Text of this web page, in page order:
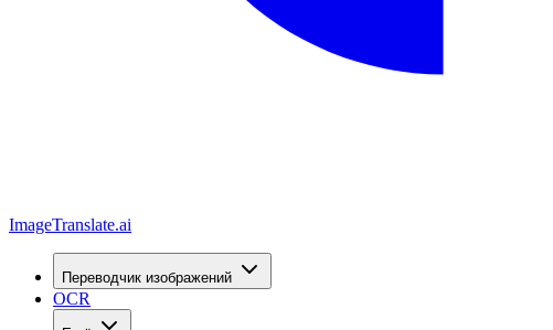
ImageTranslate.ai
Переводчик изображений
OCR